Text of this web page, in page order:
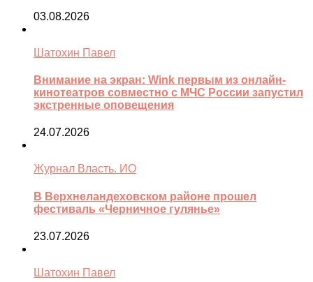
03.08.2026
Шатохин Павел
Внимание на экран: Wink первым из онлайн-
кинотеатров совместно с МЧС России запустил
экстренные оповещения
24.07.2026
Журнал Власть. ИО
В Верхнеландеховском районе прошел
фестиваль «Черничное гулянье»
23.07.2026
Шатохин Павел